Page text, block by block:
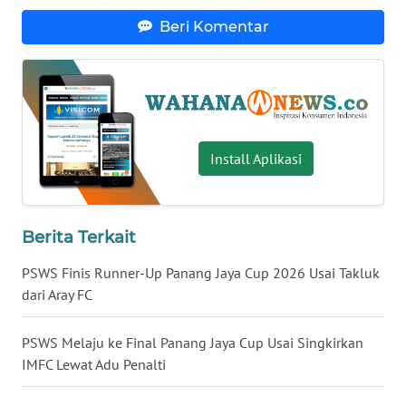
Beri Komentar
Install Aplikasi
Berita Terkait
PSWS Finis Runner-Up Panang Jaya Cup 2026 Usai Takluk
dari Aray FC
PSWS Melaju ke Final Panang Jaya Cup Usai Singkirkan
IMFC Lewat Adu Penalti
BABEL
WN
SUMBAR
WN
SUMSEL
WN
BENGKULU
WN
LAMPUNG
WN